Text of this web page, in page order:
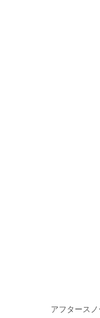
アフタース